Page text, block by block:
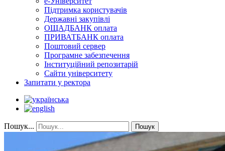
Підтримка користувачів
Державні закупівлі
ОЩАДБАНК оплата
ПРИВАТБАНК оплата
Поштовий сервер
Програмне забезпечення
Інституційний репозитарій
Сайти університету
Запитати у ректора
Пошук... Пошук